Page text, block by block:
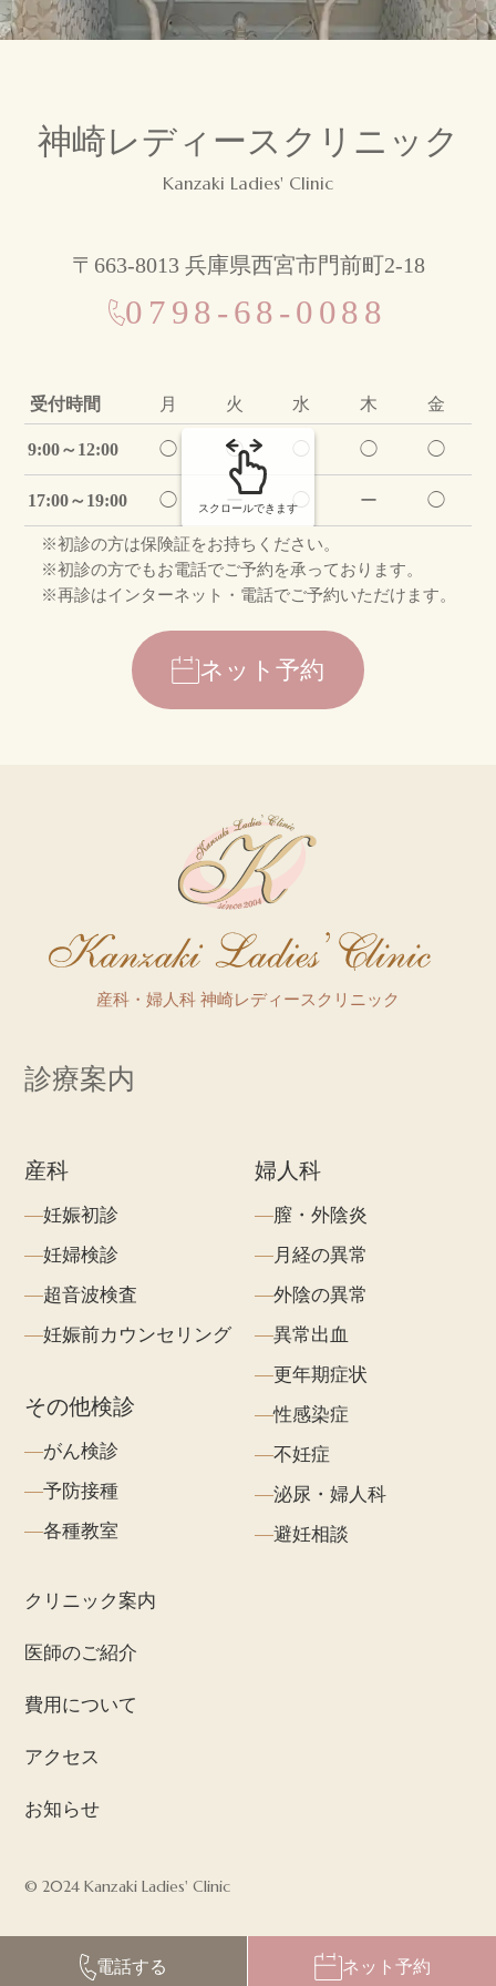
産科
その他検診
アクセス
お知らせ
電話予約 ネット予約
神崎レディースクリニック
Kanzaki Ladies' Clinic
〒663-8013 兵庫県西宮市門前町2-18
0798-68-0088
受付時間 月 火 水 木 金
9:00～12:00 ◯ ◯ ◯ ◯ ◯
17:00～19:00 ◯ ー ◯ ー ◯
スクロールできます
※初診の方は保険証をお持ちください。
※初診の方でもお電話でご予約を承っております。
※再診はインターネット・電話でご予約いただけます。
ネット予約
産科・婦人科 神崎レディースクリニック
診療案内
産科
妊娠初診
妊婦検診
超音波検査
妊娠前カウンセリング
婦人科
膣・外陰炎
月経の異常
外陰の異常
異常出血
更年期症状
性感染症
不妊症
泌尿・婦人科
避妊相談
その他検診
がん検診
予防接種
各種教室
クリニック案内
医師のご紹介
費用について
アクセス
お知らせ
© 2024 Kanzaki Ladies' Clinic
電話する ネット予約